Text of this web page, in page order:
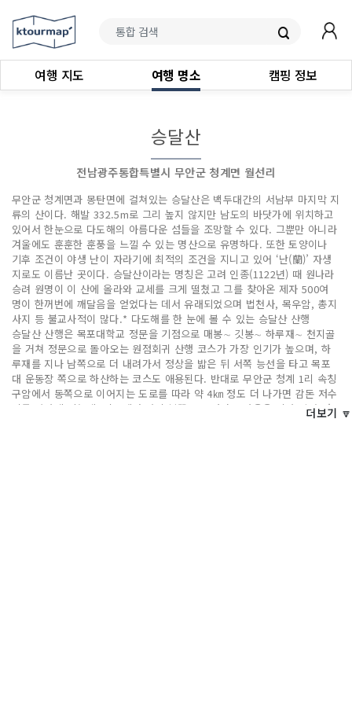
여행 지도 여행 명소 캠핑 정보
승달산
전남광주통합특별시 무안군 청계면 월선리
무안군 청계면과 몽탄면에 걸쳐있는 승달산은 백두대간의 서남부 마지막 지
류의 산이다. 해발 332.5m로 그리 높지 않지만 남도의 바닷가에 위치하고
있어서 한눈으로 다도해의 아름다운 섬들을 조망할 수 있다. 그뿐만 아니라
겨울에도 훈훈한 훈풍을 느낄 수 있는 명산으로 유명하다. 또한 토양이나
기후 조건이 야생 난이 자라기에 최적의 조건을 지니고 있어 ‘난(蘭)’ 자생
지로도 이름난 곳이다. 승달산이라는 명칭은 고려 인종(1122년) 때 원나라
승려 원명이 이 산에 올라와 교세를 크게 떨쳤고 그를 찾아온 제자 500여
명이 한꺼번에 깨달음을 얻었다는 데서 유래되었으며 법천사, 목우암, 총지
사지 등 불교사적이 많다.* 다도해를 한 눈에 볼 수 있는 승달산 산행
승달산 산행은 목포대학교 정문을 기점으로 매봉∼ 깃봉∼ 하루재∼ 천지골
을 거쳐 정문으로 돌아오는 원점회귀 산행 코스가 가장 인기가 높으며, 하
루재를 지나 남쪽으로 더 내려가서 정상을 밟은 뒤 서쪽 능선을 타고 목포
대 운동장 쪽으로 하산하는 코스도 애용된다. 반대로 무안군 청계 1리 속칭
구암에서 동쪽으로 이어지는 도로를 따라 약 4㎞ 정도 더 나가면 감돈 저수
지를 만나게 되는데, 이곳에서 다시 북쪽으로 원령동 마을을 지나 달산 저
수지를 끼고 왼쪽 산길을 따라 법천사 쪽으로 오르는 방법도 있다. 또한 등
더보기 🔽